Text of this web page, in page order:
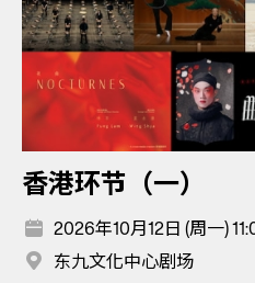
香港环节（一）
2026年10月12日 (周一)
东九文化中心剧场